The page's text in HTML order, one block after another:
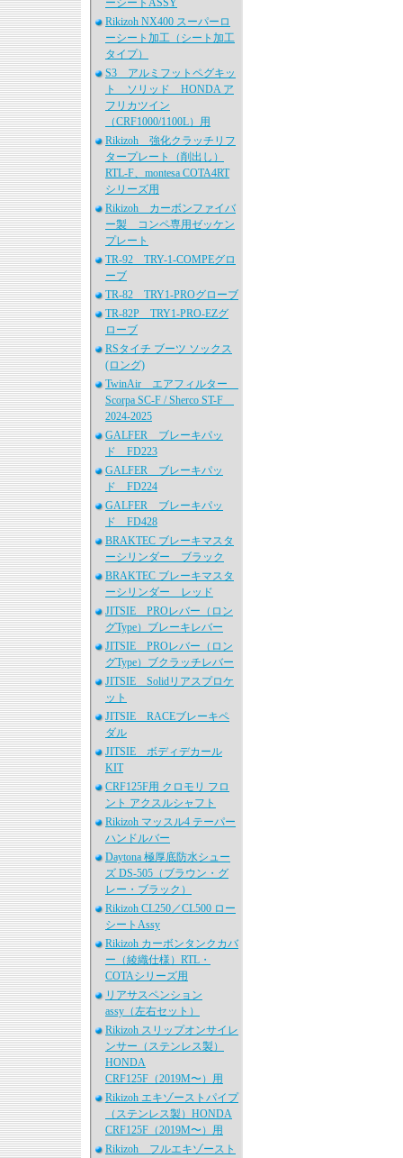
ーシートASSY
Rikizoh NX400 スーパーロ
ーシート加工（シート加工
タイプ）
S3 アルミフットペグキッ
ト ソリッド HONDA ア
フリカツイン
（CRF1000/1100L）用
Rikizoh 強化クラッチリフ
タープレート（削出し）
RTL-F、montesa COTA4RT
シリーズ用
Rikizoh カーボンファイバ
ー製 コンペ専用ゼッケン
プレート
TR-92 TRY-1-COMPEグロ
ーブ
TR-82 TRY1-PROグローブ
TR-82P TRY1-PRO-EZグ
ローブ
RSタイチ ブーツ ソックス
(ロング)
TwinAir エアフィルター
Scorpa SC-F / Sherco ST-F
2024-2025
GALFER ブレーキパッ
ド FD223
GALFER ブレーキパッ
ド FD224
GALFER ブレーキパッ
ド FD428
BRAKTEC ブレーキマスタ
ーシリンダー ブラック
BRAKTEC ブレーキマスタ
ーシリンダー レッド
JITSIE PROレバー（ロン
グType）ブレーキレバー
JITSIE PROレバー（ロン
グType）ブクラッチレバー
JITSIE Solidリアスプロケ
ット
JITSIE RACEブレーキペ
ダル
JITSIE ボディデカール
KIT
CRF125F用 クロモリ フロ
ント アクスルシャフト
Rikizoh マッスル4 テーパー
ハンドルバー
Daytona 極厚底防水シュー
ズ DS-505（ブラウン・グ
レー・ブラック）
Rikizoh CL250／CL500 ロー
シートAssy
Rikizoh カーボンタンクカバ
ー（綾織仕様）RTL・
COTAシリーズ用
リアサスペンション
assy（左右セット）
Rikizoh スリップオンサイレ
ンサー（ステンレス製）
HONDA
CRF125F（2019M〜）用
Rikizoh エキゾーストパイプ
（ステンレス製）HONDA
CRF125F（2019M〜）用
Rikizoh フルエキゾースト